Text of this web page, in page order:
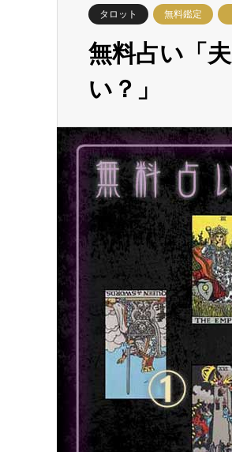
タロット 無料鑑定
無料占い「
い？」